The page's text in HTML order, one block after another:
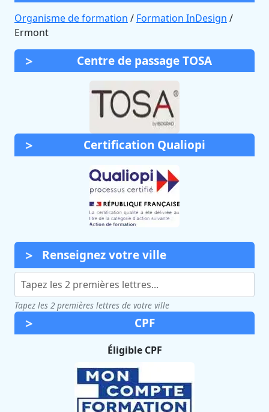
Organisme de formation / Formation InDesign /
Ermont
Centre de passage TOSA
Certification Qualiopi
Renseignez votre ville
Tapez les 2 premières lettres de votre ville
CPF
Éligible CPF